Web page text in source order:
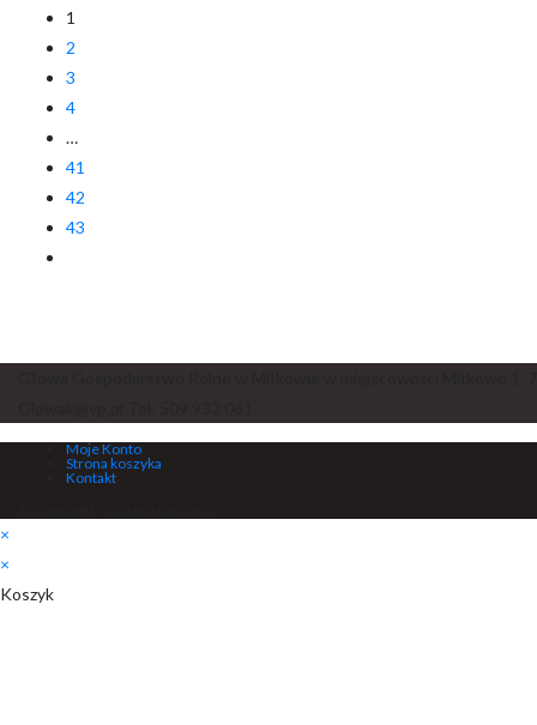
1
2
3
4
…
41
42
43
Moje Konto
Strona koszyka
Kontakt
×
×
Koszyk